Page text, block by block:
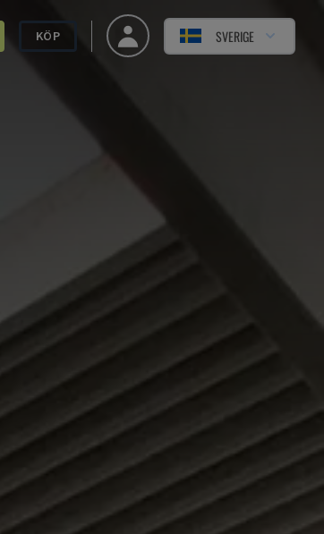
KÖP SVERIGE